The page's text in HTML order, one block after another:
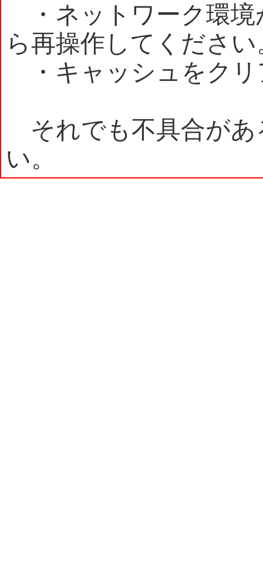
・ネットワーク環境
ら再操作してください
・キャッシュをクリ
それでも不具合があ
い。